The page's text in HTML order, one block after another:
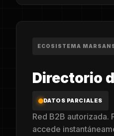
ECOSISTEMA
Directorio
DATOS PARCIALES
Red B2B autorizada.
accede